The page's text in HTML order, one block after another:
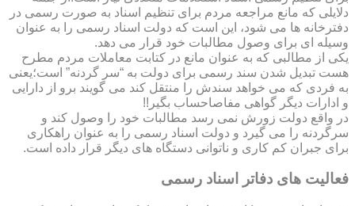
دلایلی که مانع مراجعه مردم برای تنظیم اسناد به صورت رسمی در
دفترخانه ها می شود، این است که دولت اسناد رسمی را به عنوان
وسیله ای برای وصول مطالبات خود قرار می دهد.
یکی از مطالبی که به عنوان مانع در کتابت معاملات مردم مطرح
هست تبدیل شدن سند رسمی برای دولت به “سر گردنه” است؛یعنی
به فردی که می خواهد سندش را منتقل کند می گویند برو از دارایی
و ادارات دیگر گواهی مفاصاحساب بگیر!!
در واقع دولت زورش نمی رسد مطالبات خود را وصول کند و
سرگردنه را می گیرد و دولت اسناد رسمی را به عنوان راهکاری
برای جبران کم کاری و ناتوانی دستگاه های دیگر قرار داده است.
فعالیت های دفاتر اسناد رسمی